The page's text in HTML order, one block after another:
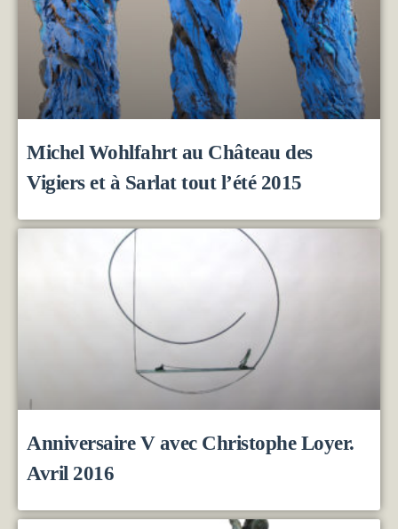
Michel Wohlfahrt au Château des
Vigiers et à Sarlat tout l’été 2015
Anniversaire V avec Christophe Loyer.
Avril 2016